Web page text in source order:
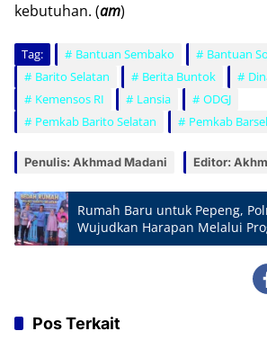
kebutuhan. (am)
Tag: Bantuan Sembako
Bantuan
Barito Selatan
Berita Buntok
Kemensos RI
Lansia
ODGJ
Pemkab Barito Selatan
Pemkab Barsel
Penulis: Akhmad Madani Editor:
Rumah Baru untuk Pepeng,
Wujudkan Harapan Melalui
Rumah
Pos Terkait